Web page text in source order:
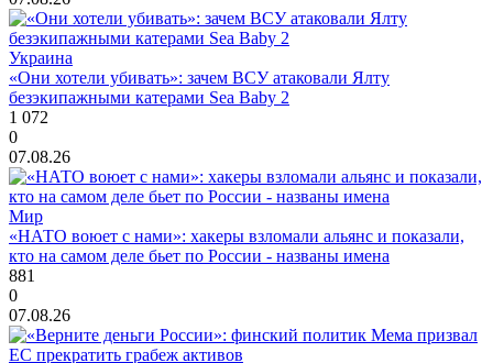
Украина
«Они хотели убивать»: зачем ВСУ атаковали Ялту
безэкипажными катерами Sea Baby 2
1 072
0
07.08.26
Мир
«НАТО воюет с нами»: хакеры взломали альянс и показали,
кто на самом деле бьет по России - названы имена
881
0
07.08.26